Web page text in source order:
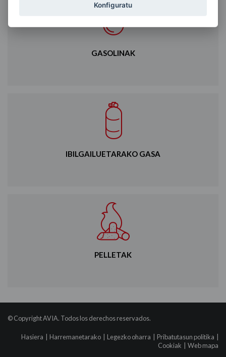
GASOLINAK
IBILGAILUETARAKO GASA
PELLETAK
© Copyright AVIA. Todos los derechos reservados.
Hasiera Harremanetarako Legezko oharra Pribatutasun politika
Cookiak
Web mapa
Konfiguratu